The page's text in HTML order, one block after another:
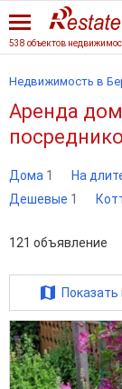
538 объектов
Недвижимость в
Аренда
Дома 1 На
Дешевые 1
121 объявление
Показать